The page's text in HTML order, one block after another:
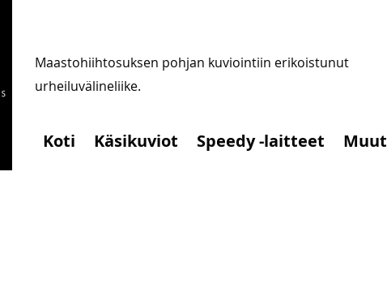
Maastohiihtosuksen pohjan kuviointiin erikoistunut
urheiluvälineliike.
Koti Käsikuviot Speedy -laitteet Muut